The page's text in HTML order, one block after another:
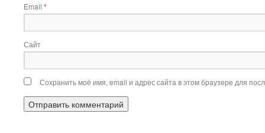
Email *
Сайт
Сохранить моё имя, email и адрес сайта в этом браузере для